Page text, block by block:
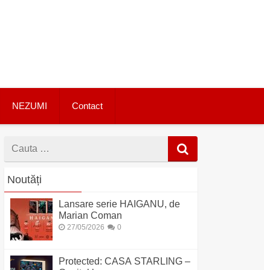
NEZUMI Contact
Cauta
Noutăți
Lansare serie HAIGANU, de
Marian Coman
27/05/2026 0
Protected: CASA STARLING –